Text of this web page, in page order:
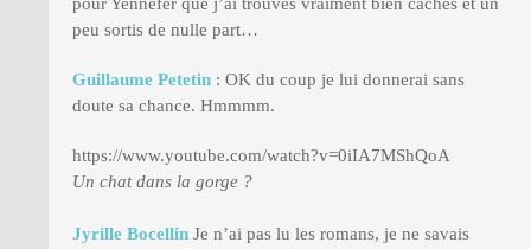
peu sortis de nulle part…
Guillaume Petetin : OK du coup je lui donnerai sans
doute sa chance. Hmmmm.
https://www.youtube.com/watch?v=0iIA7MShQoA
Un chat dans la gorge ?
Jyrille Bocellin Je n’ai pas lu les romans, je ne savais